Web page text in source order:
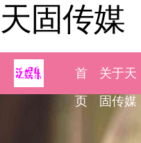
天固传媒
首
页
关于天
固传媒